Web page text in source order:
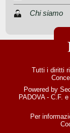
Chi siamo
Tutti i diritti
Powered by
PADOVA - C.F.
Per